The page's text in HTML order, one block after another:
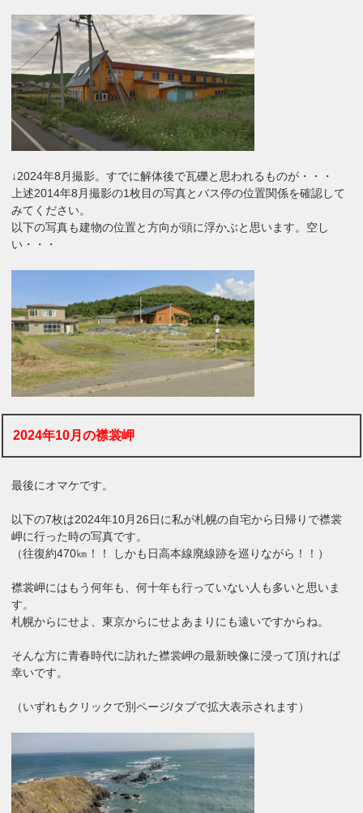
↓2024年8月撮影。すでに解体後で瓦礫と思われるものが・・・
上述2014年8月撮影の1枚目の写真とバス停の位置関係を確認して
みてください。
以下の写真も建物の位置と方向が頭に浮かぶと思います。空し
い・・・
2024年10月の襟裳岬
最後にオマケです。
以下の7枚は2024年10月26日に私が札幌の自宅から日帰りで襟裳
岬に行った時の写真です。
（往復約470㎞！！ しかも日高本線廃線跡を巡りながら！！）
襟裳岬にはもう何年も、何十年も行っていない人も多いと思いま
す。
札幌からにせよ、東京からにせよあまりにも遠いですからね。
そんな方に青春時代に訪れた襟裳岬の最新映像に浸って頂ければ
幸いです。
（いずれもクリックで別ページ/タブで拡大表示されます）